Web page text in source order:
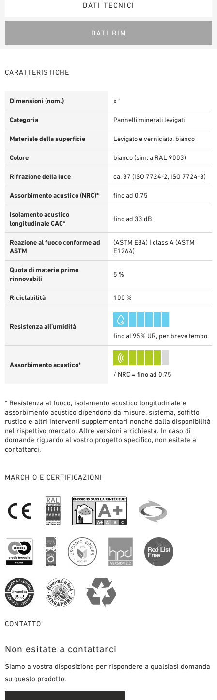
DATI TECNICI
DATI BIM
CARATTERISTICHE
Dimensioni (nom.) x "
Categoria Pannelli minerali levigati
Materiale della superficie Levigato e verniciato, bianco
Colore bianco (sim. a RAL 9003)
Rifrazione della luce ca. 87 (ISO 7724-2, ISO 7724-3)
Assorbimento acustico (NRC)* fino ad 0.75
Isolamento acustico
longitudinale CAC*
fino ad 33 dB
Reazione al fuoco conforme ad
ASTM
(ASTM E84) | class A (ASTM
E1264)
Quota di materie prime
rinnovabili
5 %
Riciclabilità 100 %
Resistenza all’umidità
fino al 95% UR, per breve tempo
Assorbimento acustico*
/ NRC = fino ad 0.75
* Resistenza al fuoco, isolamento acustico longitudinale e
assorbimento acustico dipendono da misure, sistema, soffitto
rustico e altri interventi supplementari nonché dalla disponibilità
nel rispettivo mercato. Altre versioni a richiesta. In caso di
domande riguardo al vostro progetto specifico, non esitate a
contattarci.
MARCHIO E CERTIFICAZIONI
CONTATTO
Non esitate a contattarci
Siamo a vostra disposizione per rispondere a qualsiasi domanda
su questo prodotto.